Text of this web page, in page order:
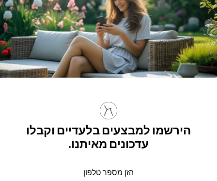
הירשמו למבצעים בלעדיים וקבלו
עדכונים מאיתנו.